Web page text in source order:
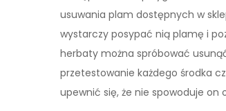
usuwania plam dostępnych w
wystarczy posypać nią plamę i
herbaty można spróbować
przetestowanie każdego środka
upewnić się, że nie spowoduje on